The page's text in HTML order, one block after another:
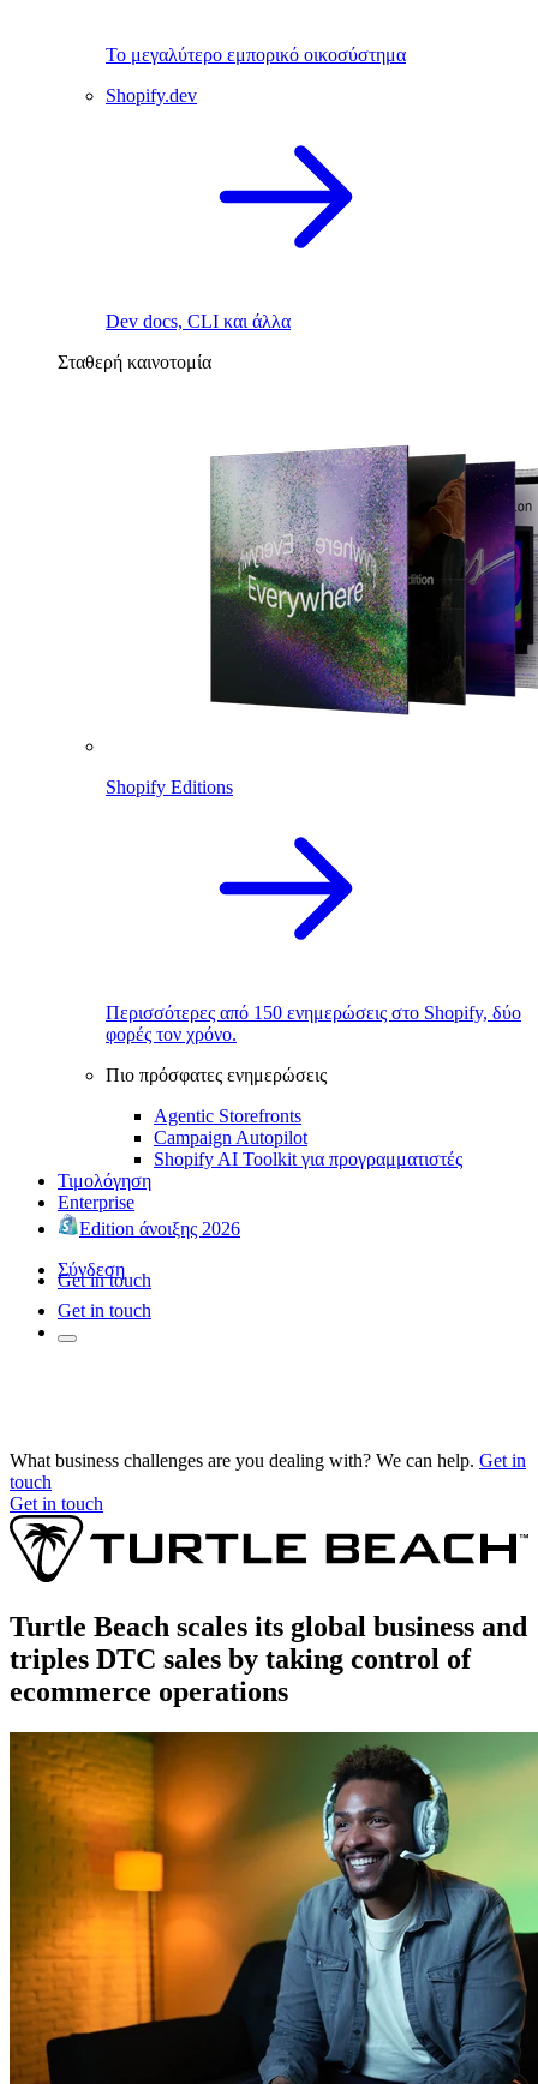
Το μεγαλύτερο εμπορικό οικοσύστημα
Shopify.dev
Dev docs, CLI και άλλα
Σταθερή καινοτομία
Shopify Editions
Περισσότερες από 150 ενημερώσεις στο Shopify, δύο
φορές τον χρόνο.
Πιο πρόσφατες ενημερώσεις
Agentic Storefronts
Campaign Autopilot
Shopify AI Toolkit για προγραμματιστές
Τιμολόγηση
Enterprise
Edition άνοιξης 2026
Σύνδεση
Get in touch
Get in touch
What business challenges are you dealing with? We can help. Get in
touch
Get in touch
Turtle Beach scales its global business and
triples DTC sales by taking control of
ecommerce operations